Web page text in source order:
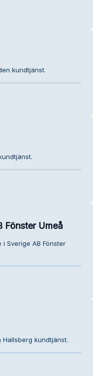
kundtjänst.
Fönster Umeå
i Sverige AB Fönster
kundtjänst.